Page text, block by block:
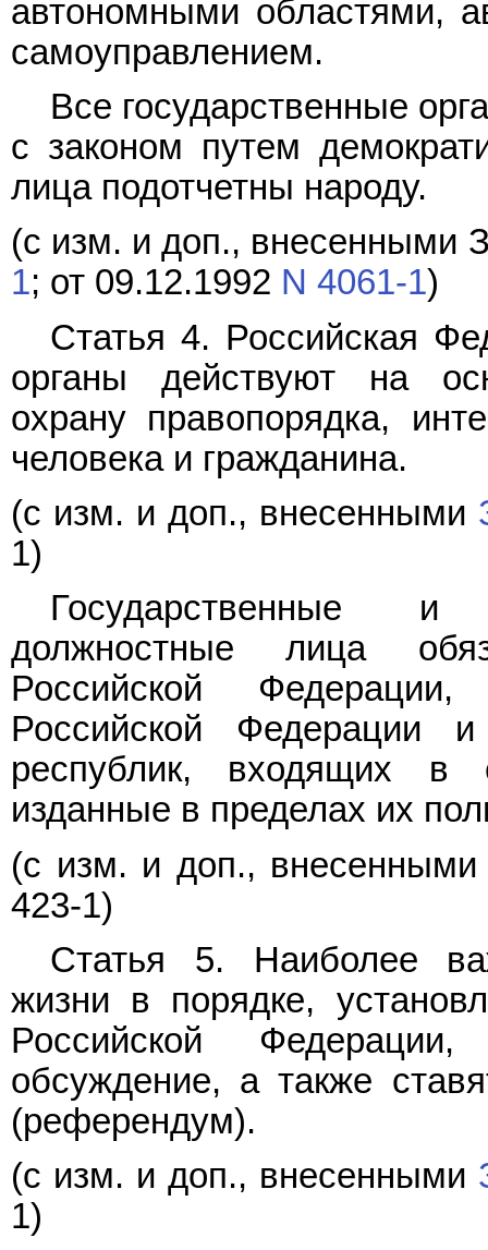
автономными областями,
самоуправлением.
Все государственные
с законом путем
лица подотчетны народу.
(с изм. и доп., внесенными
1; от 09.12.1992 N 4061-1)
Статья 4. Российская
органы действуют на
охрану правопорядка,
человека и гражданина.
(с изм. и доп., внесенными
1)
Государственные и
должностные лица
Российской
Российской Федерации
республик, входящих в
изданные в пределах их
(с изм. и доп.,
423-1)
Статья 5. Наиболее
жизни в порядке,
Российской
обсуждение, а также
(референдум).
(с изм. и доп., внесенными
1)